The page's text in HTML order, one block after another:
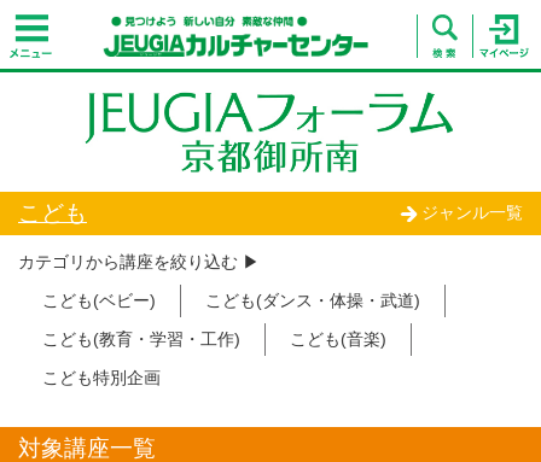
こども ジャンル一覧
カテゴリから講座を絞り込む ▶︎
こども(ベビー)
こども(ダンス・体操・武道)
こども(教育・学習・工作)
こども(音楽)
こども特別企画
対象講座一覧